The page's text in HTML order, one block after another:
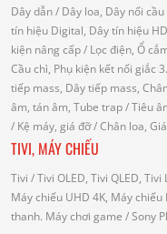
Dây dẫn/ Dây loa, Dây nối
tín hiệu Digital, Dây tín hiệu
kiện nâng cấp/ Lọc điện, Ổ
Cầu chì, Phụ kiện kết nối giắc
tiếp mass, Dây tiếp mass,
âm, tán âm, Tube trap/ Tiêu
/ Kệ máy, giá đỡ/ Chân loa,
TIVI, MÁY CHIẾU
Tivi / Tivi OLED, Tivi QLED, Tivi
Máy chiếu UHD 4K, Máy chiếu
thanh. Máy chơi game / Sony